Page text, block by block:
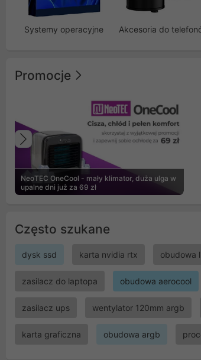
Systemy operacyjne
Promocje
NeoTEC OneCool - mały klimator, duża ulga w
upalne dni już za 69 zł
Poprzedni
Często szukane
dysk ssd karta nvidia rtx obudowa
zasilacz do laptopa obudowa aerocool
zasilacz ups wentylator 120mm argb
karta graficzna obudowa argb